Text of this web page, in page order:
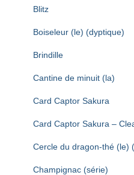
Blitz
Boiseleur (le) (dyptique)
Brindille
Cantine de minuit (la)
Card Captor Sakura
Card Captor Sakura –
Cercle du dragon-thé (le)
Champignac (série)